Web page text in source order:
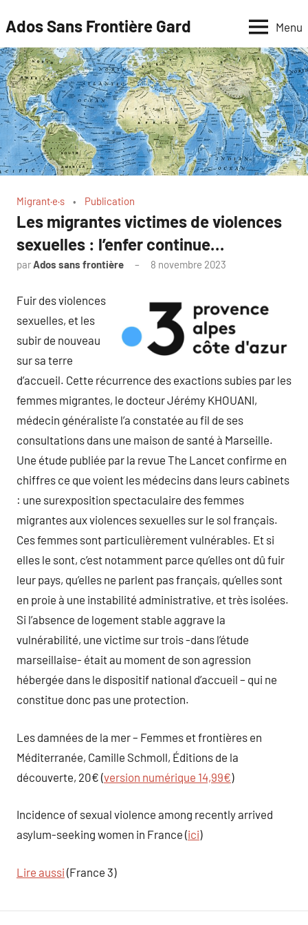
au
contenu
Ados Sans Frontière Gard Menu
Migrant·e·s Publication
Les migrantes victimes de violences
sexuelles : l’enfer continue…
parAdos sans frontière 8 novembre 2023
Fuir des violences
sexuelles, et les
subir de nouveau
sur sa terre
d’accueil. Cette récurrence des exactions subies par les
femmes migrantes, le docteur Jérémy KHOUANI,
médecin généraliste l’a constatée au fil de ses
consultations dans une maison de santé à Marseille.
Une étude publiée par la revue The Lancet confirme en
chiffres ce que voient les médecins dans leurs cabinets
: une surexposition spectaculaire des femmes
migrantes aux violences sexuelles sur le sol français.
Ces femmes sont particulièrement vulnérables. Et si
elles le sont, c’est notamment parce qu’elles ont dû fuir
leur pays, qu’elles ne parlent pas français, qu’elles sont
en proie à une instabilité administrative, et très isolées.
Si l’absence de logement stable aggrave la
vulnérabilité, une victime sur trois -dans l’étude
marseillaise- était au moment de son agression
hébergée dans le dispositif national d’accueil – qui ne
constitue donc pas une protection.
Les damnées de la mer – Femmes et frontières en
Méditerranée, Camille Schmoll, Éditions de la
découverte, 20€ (version numérique 14,99€)
Incidence of sexual violence among recently arrived
asylum-seeking women in France (ici)
Lire aussi (France 3)